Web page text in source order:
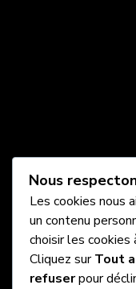
Nous
Les cookies nous
un contenu
choisir les cookies
Cliquez surTout
refuserpour